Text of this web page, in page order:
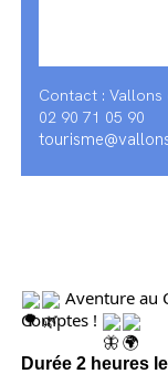
Contact : Vallons
02 90 71 05 90
Aventure au
Comptes !
Durée 2 heures